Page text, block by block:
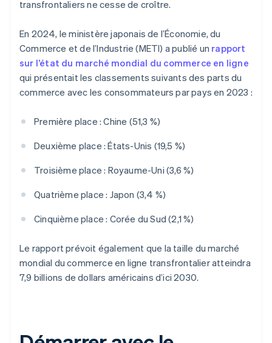
transfrontaliers ne cesse de croître.
En 2024, le ministère japonais de l’Économie, du
Commerce et de l’Industrie (METI) a publié un rapport
sur l’état du marché mondial du commerce en ligne
qui présentait les classements suivants des parts du
commerce avec les consommateurs par pays en 2023 :
Première place : Chine (51,3 %)
Deuxième place : États-Unis (19,5 %)
Troisième place : Royaume-Uni (3,6 %)
Quatrième place : Japon (3,4 %)
Cinquième place : Corée du Sud (2,1 %)
Le rapport prévoit également que la taille du marché
mondial du commerce en ligne transfrontalier atteindra
7,9 billions de dollars américains d’ici 2030.